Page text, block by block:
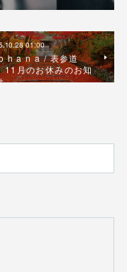
01:00
h a n a / 表参道
月のお休みのお知